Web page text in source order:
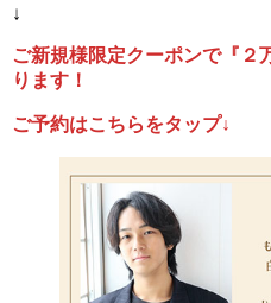
↓
ご新規様限定クーポンで『２
ります！
ご予約はこちらをタップ↓